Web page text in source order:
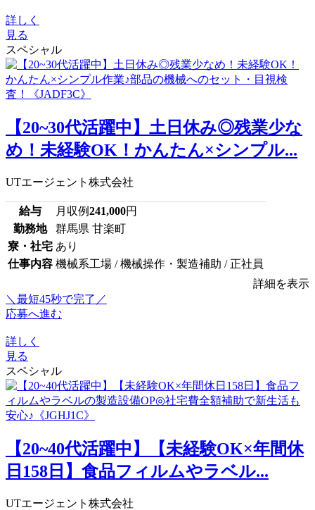
詳しく
見る
スペシャル
【20~30代活躍中】土日休み◎残業少な
め！未経験OK！かんたん×シンプル...
UTエージェント株式会社
給与 月収例241,000円
勤務地
群馬県 甘楽町
寮・社宅 あり
仕事内容 機械系工場 / 機械操作・製造補助 / 正社員
詳細を表示
＼最短45秒で完了／
応募へ進む
詳しく
見る
スペシャル
【20~40代活躍中】【未経験OK×年間休
日158日】食品フィルムやラベル...
UTエージェント株式会社